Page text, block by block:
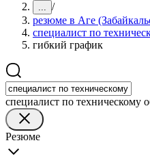
... /
резюме в Аге
специалист по
гибкий график
специалист по техническому
Резюме